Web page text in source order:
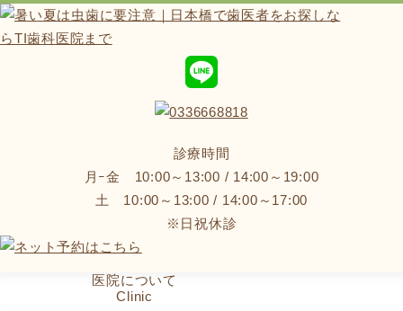
診療時間
月ｰ金 10:00～13:00 / 14:00～19:00
土 10:00～13:00 / 14:00～17:00
※日祝休診
医院について
Clinic